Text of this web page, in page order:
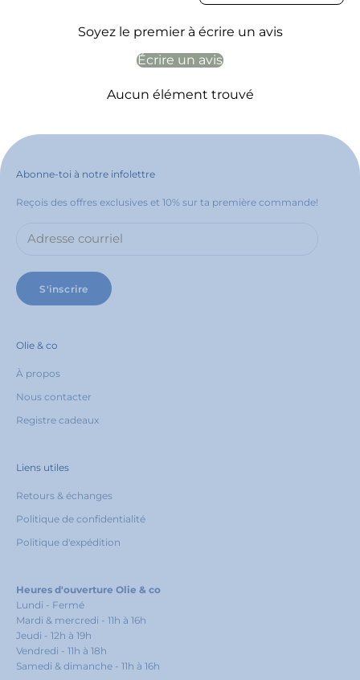
Soyez le premier à écrire un avis
Écrire un avis
Aucun élément trouvé
Abonne-toi à notre infolettre
Reçois des offres exclusives et 10% sur ta première commande!
S'inscrire
Olie & co
À propos
Nous contacter
Registre cadeaux
Liens utiles
Retours & échanges
Politique de confidentialité
Politique d'expédition
Heures d'ouverture Olie & co
Lundi - Fermé
Mardi & mercredi - 11h à 16h
Jeudi - 12h à 19h
Vendredi - 11h à 18h
Samedi & dimanche - 11h à 16h